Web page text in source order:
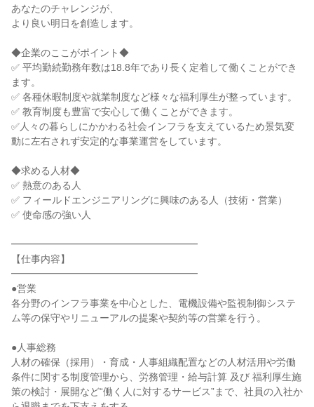
あなたのチャレンジが、
より良い明日を創造します。
◆企業のここがポイント◆
✅ 平均勤続勤務年数は18.8年であり長く定着して働くことができ
ます。
✅ 各種休暇制度や就業制度など様々な福利厚生が整っています。
✅ 教育制度も豊富で安心して働くことができます。
✅人々の暮らしにかかわる社会インフラを支えているため景気変
動に左右されず安定的な事業運営をしています。
◆求める人材◆
✅ 熱意のある人
✅ フィールドエンジニアリングに興味のある人（技術・営業）
✅ 使命感の強い人
━━━━━━━━━━━━━━━━━━━
【仕事内容】
━━━━━━━━━━━━━━━━━━━
●営業
各分野のインフラ事業を中心とした、電機設備や監視制御システ
ム等の保守やリニューアルの提案や契約等の営業を行う。
●人事総務
人材の確保（採用）・育成・人事組織配置などの人材活用や労働
条件に関する制度管理から、労務管理・給与計算 及び 福利厚生施
策の検討・展開など“働く人に対するサービス”まで、社員の入社か